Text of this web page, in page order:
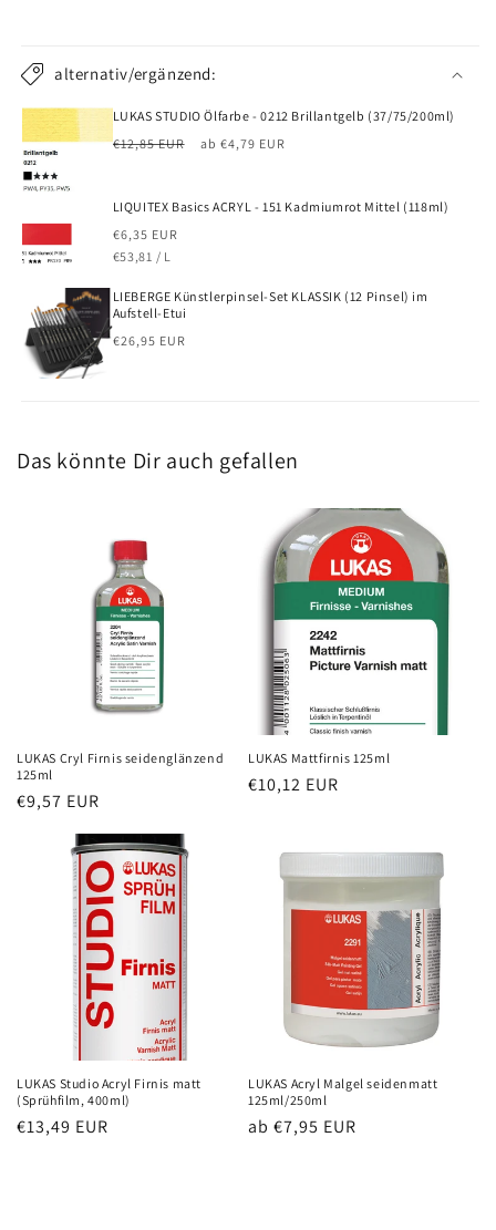
alternativ/ergänzend:
LUKAS STUDIO Ölfarbe - 0212 Brillantgelb (37/75/200ml)
Normaler
€12,85 EUR Verkaufspreis
ab €4,79 EUR
LIQUITEX Basics ACRYL - 151 Kadmiumrot Mittel (118ml)
Normaler
Preis
€6,35 EUR
GRUNDPREIS
€53,81 / PRO
L
LIEBERGE Künstlerpinsel-Set KLASSIK (12 Pinsel) im
Aufstell-Etui
Normaler
€26,95 EUR
Das könnte Dir auch gefallen
LUKAS Cryl Firnis seidenglänzend
125ml
Normaler
€9,57 EUR
LUKAS Mattfirnis 125ml
Normaler
€10,12 EUR
LUKAS Studio Acryl Firnis matt
(Sprühfilm, 400ml)
Normaler
€13,49 EUR
LUKAS Acryl Malgel seidenmatt
125ml/250ml
Normaler
ab €7,95 EUR